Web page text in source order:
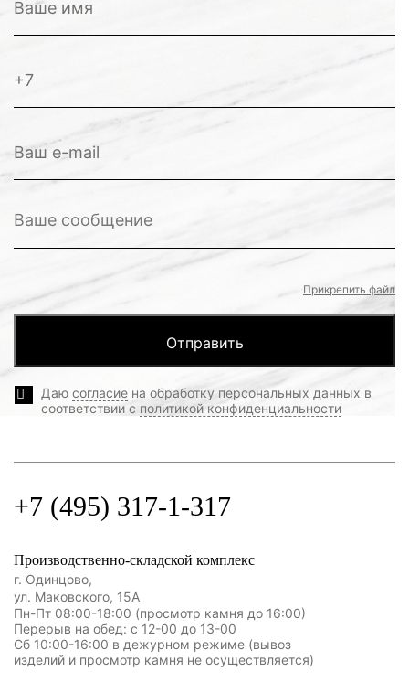
Прикрепить файл
Даю согласие на обработку персональных данных в
соответствии с политикой конфиденциальности
+7 (495) 317-1-317
Производственно-складской комплекс
г. Одинцово,
ул. Маковского, 15А
Пн-Пт 08:00-18:00 (просмотр камня до 16:00)
Перерыв на обед: с 12-00 до 13-00
Сб 10:00-16:00 в дежурном режиме (вывоз
изделий и просмотр камня не осуществляется)